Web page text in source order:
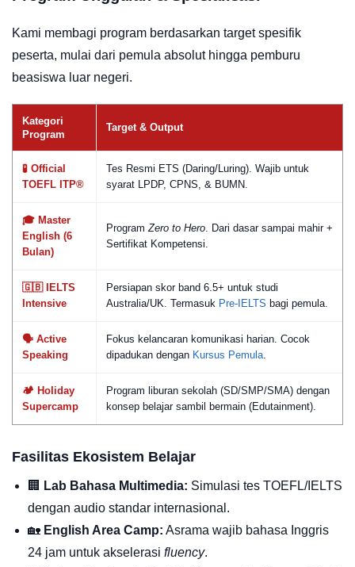
Kami membagi program berdasarkan target spesifik
peserta, mulai dari pemula absolut hingga pemburu
beasiswa luar negeri.
Kategori
Program
Target & Output
🧪 Official
TOEFL ITP®
Tes Resmi ETS (Daring/Luring). Wajib untuk
syarat LPDP, CPNS, & BUMN.
🎓 Master
English (6
Bulan)
ProgramZero to Hero. Dari dasar sampai mahir +
Sertifikat Kompetensi.
🇬🇧 IELTS
Intensive
Persiapan skor band 6.5+ untuk studi
Australia/UK. Termasuk Pre-IELTS bagi pemula.
🗣️ Active
Speaking
Fokus kelancaran komunikasi harian. Cocok
dipadukan dengan Kursus Pemula.
🏕️ Holiday
Supercamp
Program liburan sekolah (SD/SMP/SMA) dengan
konsep belajar sambil bermain (Edutainment).
Fasilitas Ekosistem Belajar
🏢 Lab Bahasa Multimedia: Simulasi tes TOEFL/IELTS
dengan audio standar internasional.
🏡 English Area Camp: Asrama wajib bahasa Inggris
24 jam untuk akselerasi fluency.